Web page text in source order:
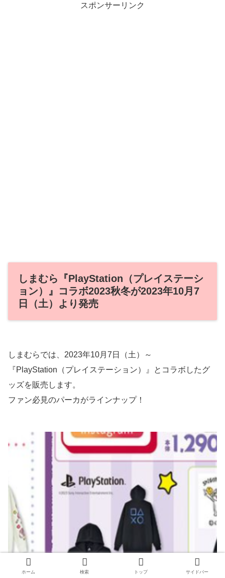
スポンサーリンク
しまむら『PlayStation（プレイステーシ
ョン）』コラボ2023秋冬が2023年10月7
日（土）より発売
しまむらでは、2023年10月7日（土）～
『PlayStation（プレイステーション）』とコラボしたグ
ッズを販売します。
ファン必見のパーカがラインナップ！
ホーム 検索 トップ サイドバー